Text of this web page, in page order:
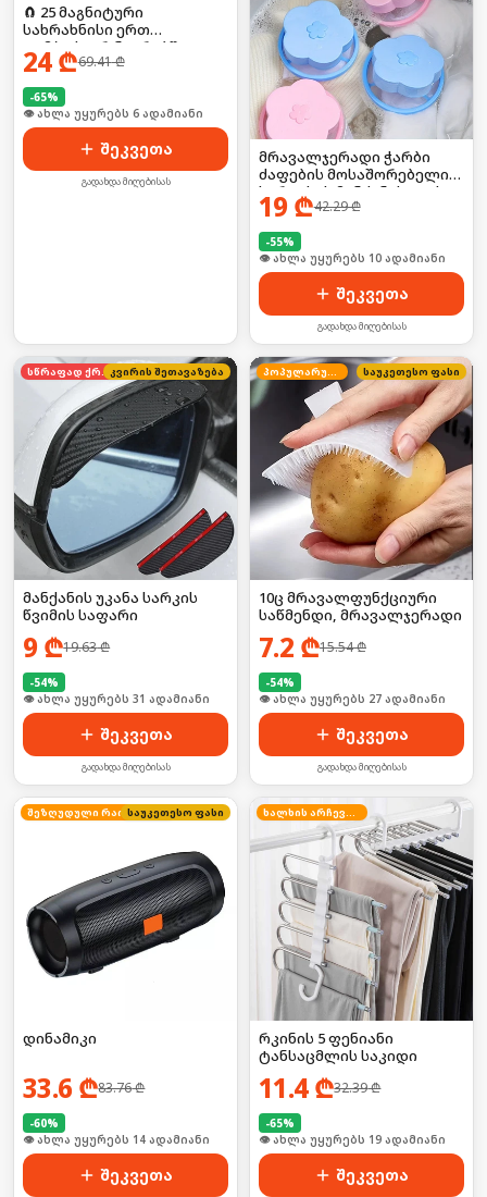
🧲 25 მაგნიტური
სახრახნისი ერთ
კომპაქტურ ნაკრებში!
24₾69.41₾
-65%
🛒 ბოლო 24სთ-ში იყიდა 9-მა
შეკვეთა
გადახდა მიღებისას
მრავალჯერადი ჭარბი
ძაფების მოსაშორებელი
სარეცხის მანქანისთვის
19 ₾42.29₾
-55%
🛒 ბოლო 24სთ-ში იყიდა 16-მა
შეკვეთა
გადახდა მიღებისას
სწრაფად ქრება კვირის შეთავაზება
მანქანის უკანა სარკის
წვიმის საფარი
9 ₾19.63₾
-54%
🛒 ბოლო 24სთ-ში იყიდა 47-მა
შეკვეთა
გადახდა მიღებისას
საუკეთესო ფასი
10ც მრავალფუნქციური
საწმენდი, მრავალჯერადი
7.2 ₾15.54₾
-54%
🛒 ბოლო 24სთ-ში იყიდა 36-მა
შეკვეთა
გადახდა მიღებისას
შეზღუდული რაოდენობა
საუკეთესო ფასი
დინამიკი
33.6 ₾83.76₾
-60%
🛒 ბოლო 24სთ-ში იყიდა 19-მა
შეკვეთა
რკინის 5 ფენიანი
ტანსაცმლის საკიდი
11.4₾32.39₾
-65%
🛒 ბოლო 24სთ-ში იყიდა 30-მა
შეკვეთა